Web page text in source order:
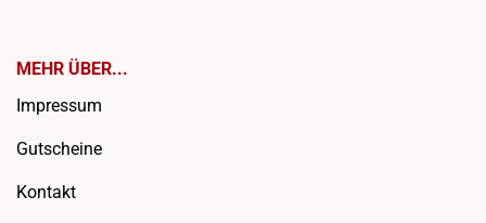
MEHR ÜBER...
Impressum
Gutscheine
Kontakt